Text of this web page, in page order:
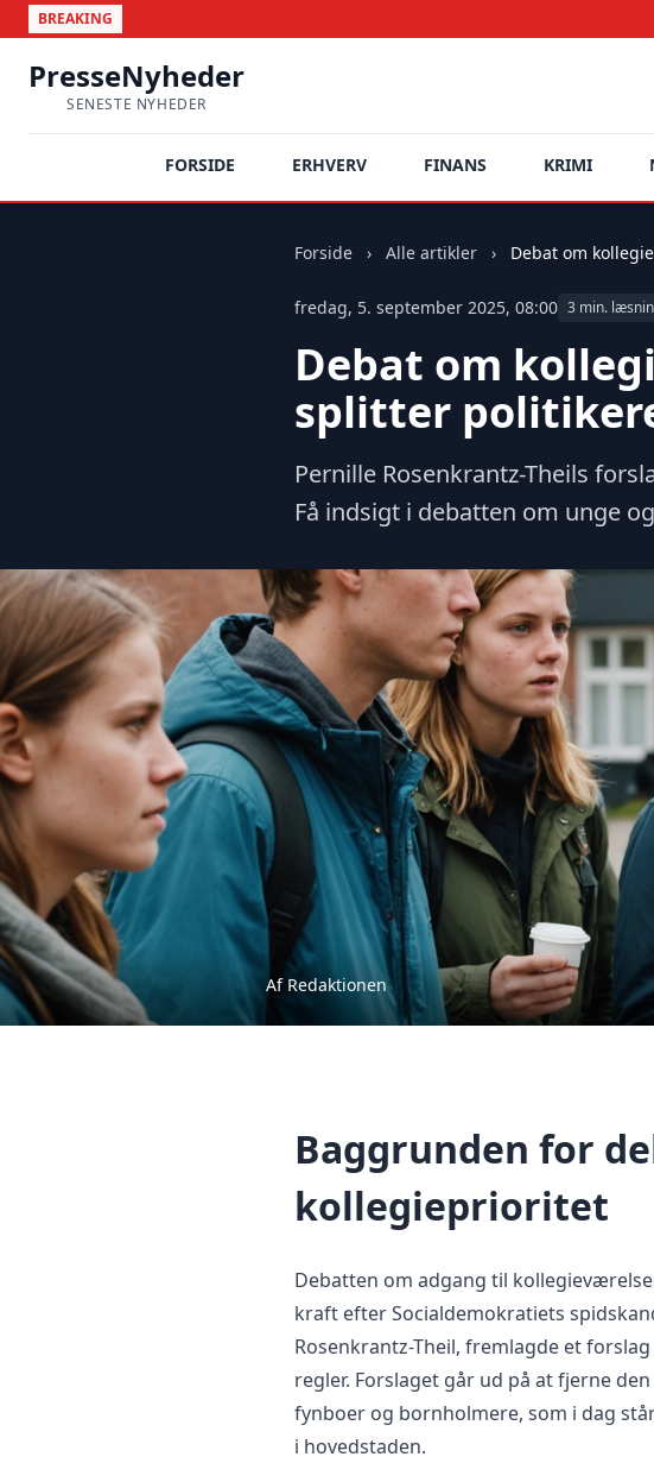
BREAKING
PresseNyheder
SENESTE NYHEDER
FORSIDE ERHVERV FINANS KRIMI
Forside › Alle artikler › Debat om
fredag, 5. september 2025, 08:00 3 min.
Debat om
splitter
Pernille Rosenkrantz-Theils
Få indsigt i debatten om unge
Af Redaktionen
Baggrunden for
kollegieprioritet
Debatten om adgang til
kraft efter Socialdemokratiets
Rosenkrantz-Theil, fremlagde et
regler. Forslaget går ud på at fjerne
fynboer og bornholmere, som i dag
i hovedstaden.